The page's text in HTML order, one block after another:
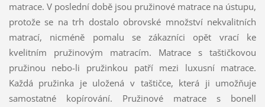
matrace. V poslední době jsou pružinové matrace na ústupu,
protože se na trh dostalo obrovské množství nekvalitních
matrací, nicméně pomalu se zákazníci opět vrací ke
kvelitním pružinovým matracím. Matrace s taštičkovou
pružinou nebo-li pružinkou patří mezi luxusní matrace.
Každá pružinka je uložená v taštičce, která ji umožňuje
samostatné kopírování. Pružinové matrace s bonell